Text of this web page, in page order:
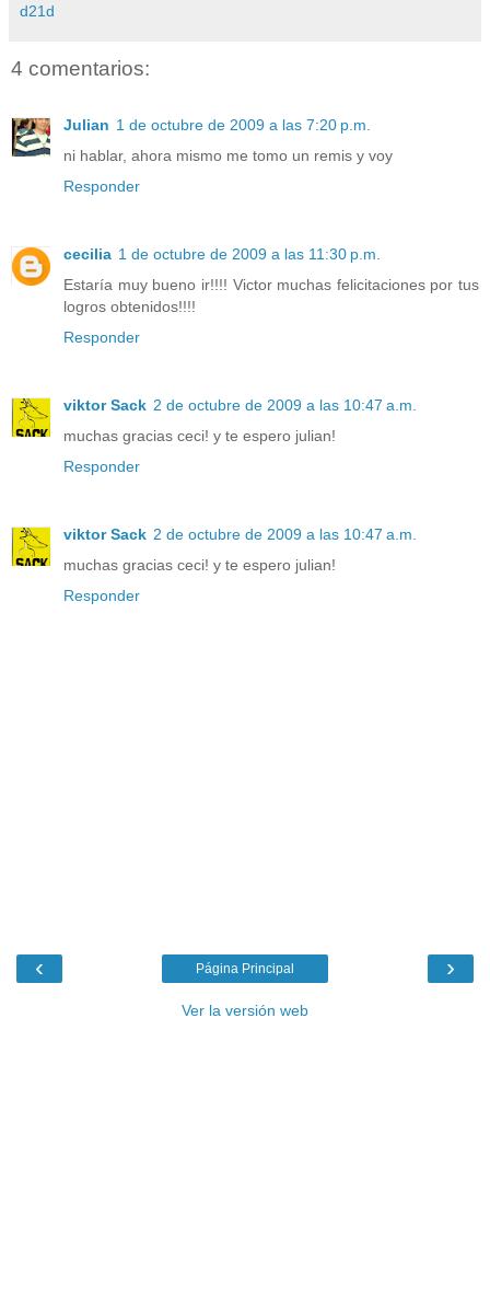
d21d
4 comentarios:
Julian 1 de octubre de 2009 a las 7:20 p.m.
ni hablar, ahora mismo me tomo un remis y voy
Responder
cecilia 1 de octubre de 2009 a las 11:30 p.m.
Estaría muy bueno ir!!!! Victor muchas felicitaciones por tus
logros obtenidos!!!!
Responder
viktor Sack 2 de octubre de 2009 a las 10:47 a.m.
muchas gracias ceci! y te espero julian!
Responder
viktor Sack 2 de octubre de 2009 a las 10:47 a.m.
muchas gracias ceci! y te espero julian!
Responder
‹ ›
Página Principal
Ver la versión web